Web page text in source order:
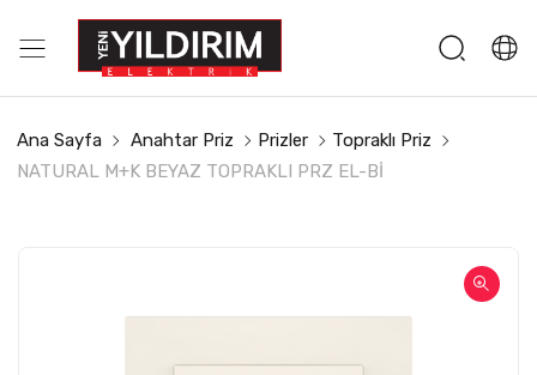
Ana Sayfa Anahtar Priz Prizler
Topraklı Priz
NATURAL M+K BEYAZ TOPRAKLI PRZ EL-Bİ